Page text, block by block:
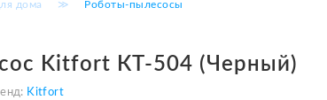
дома ≫ Роботы-пылесосы
Kitfort КТ-504 (Черный)
Kitfort